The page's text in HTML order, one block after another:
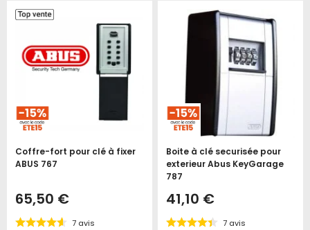
Coffre-fort pour clé à fixer
ABUS 767
65,50 €
7 avis
Boite à clé securisée pour
exterieur Abus KeyGarage
787
41,10 €
7 avis